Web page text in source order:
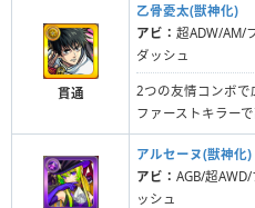
貫通
乙骨憂太(獣神化)
アビ： 超ADW/AM/
ダッシュ
2つの友情コンボで
ファーストキラー
アルセーヌ(獣神化)
アビ： AGB/超
ッシュ